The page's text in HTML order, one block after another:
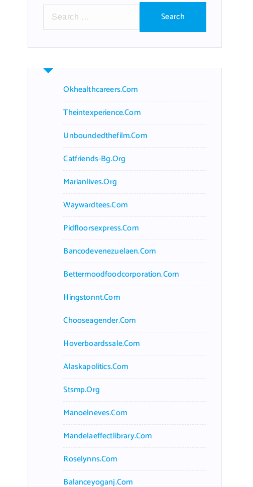
r
h
Okhealthcareers.com
Theintexperience.com
Unboundedthefilm.com
Catfriends-Bg.org
Marianlives.org
Waywardtees.com
Pidfloorsexpress.com
Bancodevenezuelaen.com
Bettermoodfoodcorporation.com
Hingstonnt.com
Chooseagender.com
Hoverboardssale.com
Alaskapolitics.com
Stsmp.org
Manoelneves.com
Mandelaeffectlibrary.com
Roselynns.com
Balanceyoganj.com